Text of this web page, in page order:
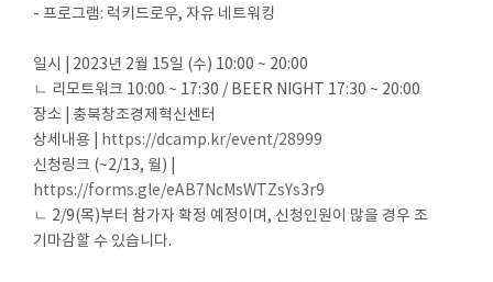
- 프로그램: 럭키드로우, 자유 네트워킹
일시 | 2023년 2월 15일 (수) 10:00 ~ 20:00
ㄴ 리모트워크 10:00 ~ 17:30 / BEER NIGHT 17:30 ~ 20:00
장소 | 충북창조경제혁신센터
상세내용 | https://dcamp.kr/event/28999
신청링크 (~2/13, 월) |
https://forms.gle/eAB7NcMsWTZsYs3r9
ㄴ 2/9(목)부터 참가자 확정 예정이며, 신청인원이 많을 경우 조
기마감할 수 있습니다.